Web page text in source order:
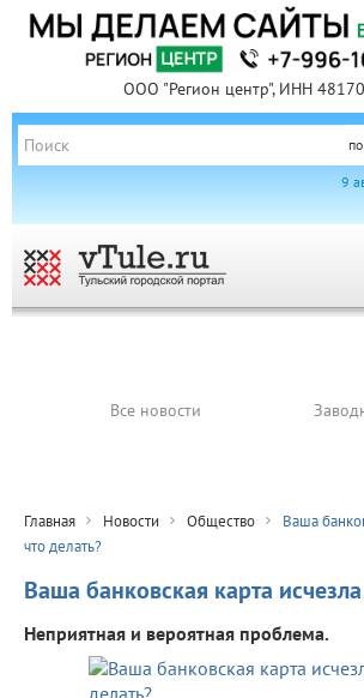
ООО "Регион центр", ИНН
9
Все новости
Главная Новости Общество
Ваша
что делать?
Ваша банковская карта
Неприятная и вероятная проблема.